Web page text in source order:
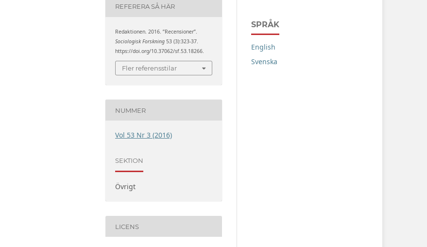
REFERERA SÅ HÄR
Redaktionen. 2016. ”Recensioner”.
Sociologisk Forskning 53 (3):323-37.
https://doi.org/10.37062/sf.53.18266.
Fler referensstilar
NUMMER
Vol 53 Nr 3 (2016)
SEKTION
Övrigt
LICENS
SPRÅK
English
Svenska